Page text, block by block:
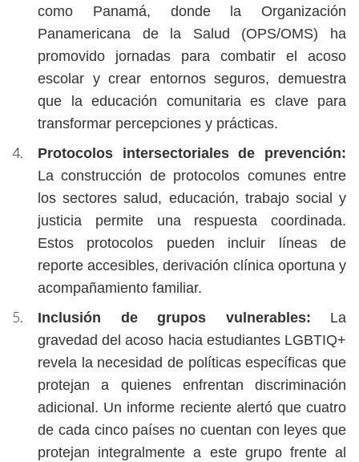
como Panamá, donde la Organización
Panamericana de la Salud (OPS/OMS) ha
promovido jornadas para combatir el acoso
escolar y crear entornos seguros, demuestra
que la educación comunitaria es clave para
transformar percepciones y prácticas.
Protocolos intersectoriales de prevención:
La construcción de protocolos comunes entre
los sectores salud, educación, trabajo social y
justicia permite una respuesta coordinada.
Estos protocolos pueden incluir líneas de
reporte accesibles, derivación clínica oportuna y
acompañamiento familiar.
Inclusión de grupos vulnerables: La
gravedad del acoso hacia estudiantes LGBTIQ+
revela la necesidad de políticas específicas que
protejan a quienes enfrentan discriminación
adicional. Un informe reciente alertó que cuatro
de cada cinco países no cuentan con leyes que
protejan integralmente a este grupo frente al